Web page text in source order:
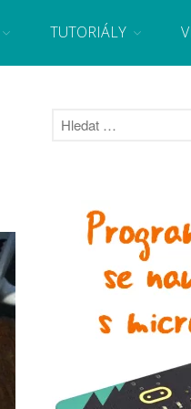
projekty, návody, novinky i
TUTORIÁLY